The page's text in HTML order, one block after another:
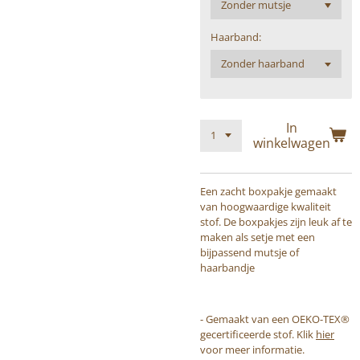
Haarband:
In
winkelwagen
Een zacht boxpakje gemaakt
van hoogwaardige kwaliteit
stof. De boxpakjes zijn leuk af te
maken als setje met een
bijpassend mutsje of
haarbandje
- Gemaakt van een OEKO-TEX®
gecertificeerde stof. Klik hier
voor meer informatie.